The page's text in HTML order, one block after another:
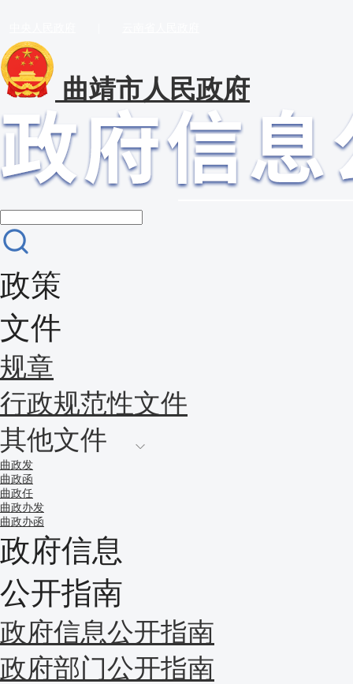
曲靖市人民政府
政策
文件
规章
行政规范性文件
其他文件
曲政发
曲政函
曲政任
曲政办发
曲政办函
政府信息
公开指南
政府信息公开指南
政府部门公开指南